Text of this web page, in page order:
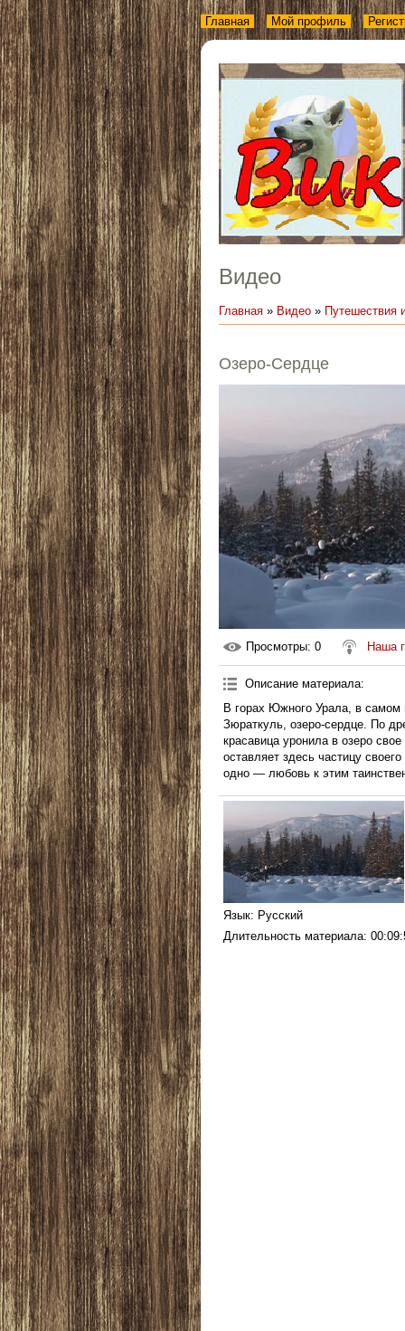
Главная Мой профиль
Видео
Главная » Видео » Путешествия
Озеро-Сердце
Просмотры: 0 Наша
Описание материала:
В горах Южного Урала, в самом
Зюраткуль, озеро-сердце. По
красавица уронила в озеро
оставляет здесь частицу
одно — любовь к этим
Язык: Русский
Длительность материала: